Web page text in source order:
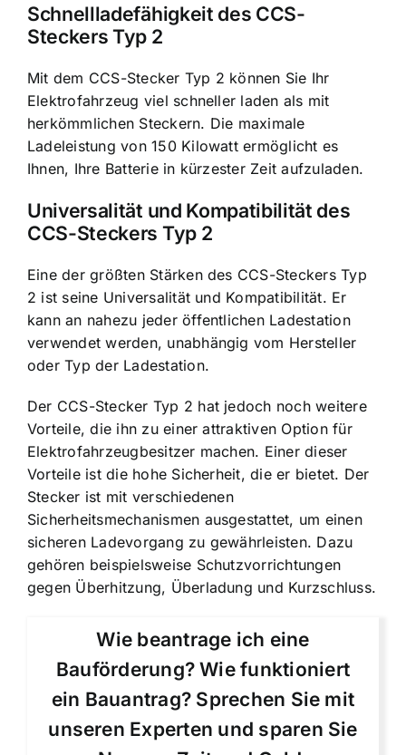
Schnellladefähigkeit des CCS-
Steckers Typ 2
Mit dem CCS-Stecker Typ 2 können Sie Ihr
Elektrofahrzeug viel schneller laden als mit
herkömmlichen Steckern. Die maximale
Ladeleistung von 150 Kilowatt ermöglicht es
Ihnen, Ihre Batterie in kürzester Zeit aufzuladen.
Universalität und Kompatibilität des
CCS-Steckers Typ 2
Eine der größten Stärken des CCS-Steckers Typ
2 ist seine Universalität und Kompatibilität. Er
kann an nahezu jeder öffentlichen Ladestation
verwendet werden, unabhängig vom Hersteller
oder Typ der Ladestation.
Der CCS-Stecker Typ 2 hat jedoch noch weitere
Vorteile, die ihn zu einer attraktiven Option für
Elektrofahrzeugbesitzer machen. Einer dieser
Vorteile ist die hohe Sicherheit, die er bietet. Der
Stecker ist mit verschiedenen
Sicherheitsmechanismen ausgestattet, um einen
sicheren Ladevorgang zu gewährleisten. Dazu
gehören beispielsweise Schutzvorrichtungen
gegen Überhitzung, Überladung und Kurzschluss.
Wie beantrage ich eine
Bauförderung? Wie funktioniert
ein Bauantrag? Sprechen Sie mit
unseren Experten und sparen Sie